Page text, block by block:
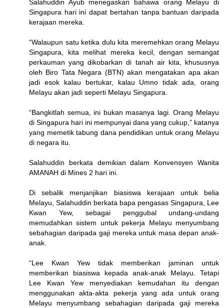
Salahuddin Ayub menegaskan bahawa orang Melayu di
Singapura hari ini dapat bertahan tanpa bantuan daripada
kerajaan mereka.
“Walaupun satu ketika dulu kita meremehkan orang Melayu
Singapura, kita melihat mereka kecil, dengan semangat
perkauman yang dikobarkan di tanah air kita, khususnya
oleh Biro Tata Negara (BTN) akan mengatakan apa akan
jadi esok kalau bertukar, kalau Umno tidak ada, orang
Melayu akan jadi seperti Melayu Singapura.
“Bangkitlah semua, ini bukan masanya lagi. Orang Melayu
di Singapura hari ini mempunyai dana yang cukup,” katanya
yang memetik tabung dana pendidikan untuk orang Melayu
di negara itu.
Salahuddin berkata demikian dalam Konvensyen Wanita
AMANAH di Mines 2 hari ini.
Di sebalik menjanjikan biasiswa kerajaan untuk belia
Melayu, Salahuddin berkata bapa pengasas Singapura, Lee
Kwan Yew, sebagai penggubal undang-undang
memudahkan sistem untuk pekerja Melayu menyumbang
sebahagian daripada gaji mereka untuk masa depan anak-
anak.
“Lee Kwan Yew tidak memberikan jaminan untuk
memberikan biasiswa kepada anak-anak Melayu. Tetapi
Lee Kwan Yew menyediakan kemudahan itu dengan
menggunakan akta-akta pekerja yang ada untuk orang
Melayu menyumbang sebahagian daripada gaji mereka